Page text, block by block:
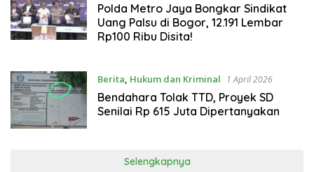
Polda Metro Jaya Bongkar Sindikat
Uang Palsu di Bogor, 12.191 Lembar
Rp100 Ribu Disita!
Berita Hukum dan Kriminal 1 April 2026
Bendahara Tolak TTD, Proyek SD
Senilai Rp 615 Juta Dipertanyakan
Selengkapnya